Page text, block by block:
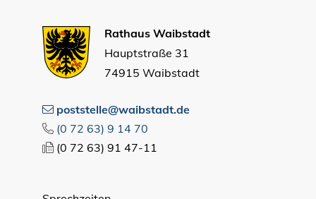
Rathaus Waibstadt
Hauptstraße 31
74915 Waibstadt
poststelle@waibstadt.de
(0 72 63) 9 14 70
(0 72 63) 91 47-11